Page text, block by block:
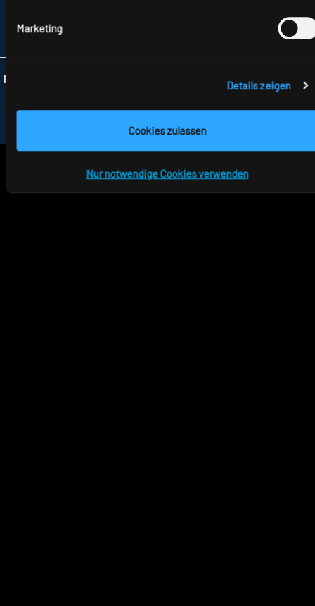
Marketing
Details zeigen
Cookies zulassen
Nur notwendige Cookies verwenden
INFO@RIDI.DE
Folgen Sie uns: